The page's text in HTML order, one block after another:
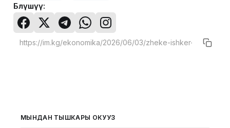
Бөлүшүү:
МЫНДАН ТЫШКАРЫ ОКУҢУЗ